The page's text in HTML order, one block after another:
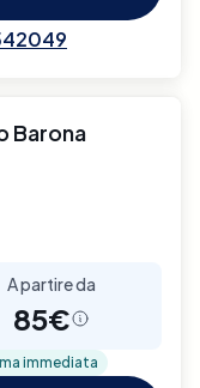
Barona
A partire da
85€
immediata